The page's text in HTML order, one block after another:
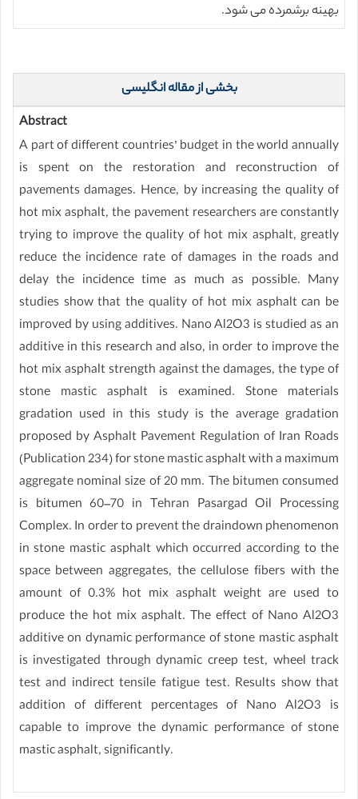
بهینه برشمرده می شود.
بخشی از مقاله انگلیسی
Abstract
A part of different countries’ budget in the world annually
is spent on the restoration and reconstruction of
pavements damages. Hence, by increasing the quality of
hot mix asphalt, the pavement researchers are constantly
trying to improve the quality of hot mix asphalt, greatly
reduce the incidence rate of damages in the roads and
delay the incidence time as much as possible. Many
studies show that the quality of hot mix asphalt can be
improved by using additives. Nano Al2O3 is studied as an
additive in this research and also, in order to improve the
hot mix asphalt strength against the damages, the type of
stone mastic asphalt is examined. Stone materials
gradation used in this study is the average gradation
proposed by Asphalt Pavement Regulation of Iran Roads
(Publication 234) for stone mastic asphalt with a maximum
aggregate nominal size of 20 mm. The bitumen consumed
is bitumen 60–70 in Tehran Pasargad Oil Processing
Complex. In order to prevent the draindown phenomenon
in stone mastic asphalt which occurred according to the
space between aggregates, the cellulose fibers with the
amount of 0.3% hot mix asphalt weight are used to
produce the hot mix asphalt. The effect of Nano Al2O3
additive on dynamic performance of stone mastic asphalt
is investigated through dynamic creep test, wheel track
test and indirect tensile fatigue test. Results show that
addition of different percentages of Nano Al2O3 is
capable to improve the dynamic performance of stone
mastic asphalt, significantly.